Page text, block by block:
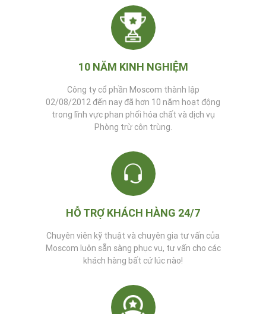
10 NĂM KINH NGHIỆM
Công ty cổ phần Moscom thành lập
02/08/2012 đến nay đã hơn 10 năm hoạt động
trong lĩnh vực phan phối hóa chất và dịch vụ
Phòng trừ côn trùng.
HỖ TRỢ KHÁCH HÀNG 24/7
Chuyên viên kỹ thuật và chuyên gia tư vấn của
Moscom luôn sẵn sàng phục vụ, tư vấn cho các
khách hàng bất cứ lúc nào!